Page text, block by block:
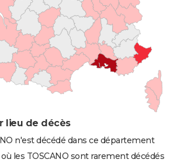
lieu de décès
n'est décédé dans ce département
les TOSCANO sont rarement décédés